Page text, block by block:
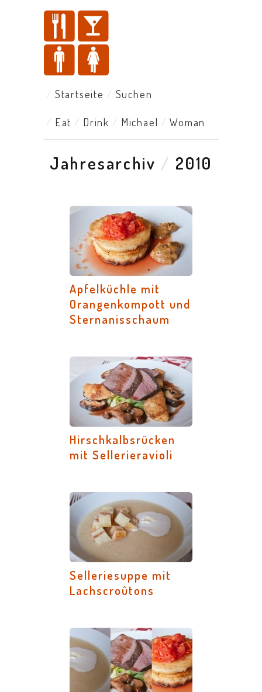
Startseite Suchen
Eat Drink Michael Woman
Jahresarchiv / 2010
Apfelküchle mit
Orangenkompott und
Sternanisschaum
Hirschkalbsrücken
mit Sellerieravioli
Selleriesuppe mit
Lachscroûtons